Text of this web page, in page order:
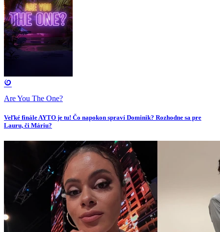
Are You The One?
Veľké finále AYTO je tu! Čo napokon spraví Dominik? Rozhodne sa pre
Lauru, či Máriu?